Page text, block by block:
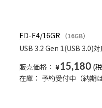
ED-E4/16GR （16GB）
USB 3.2 Gen 1(USB 3.0)
販売価格： ¥15,180
在庫： 予約受付中（納期